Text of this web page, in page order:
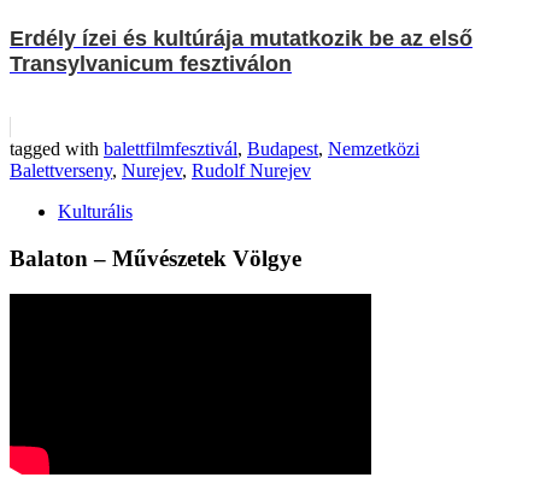
Erdély ízei és kultúrája mutatkozik be az első
Transylvanicum fesztiválon
tagged with balettfilmfesztivál, Budapest, Nemzetközi
Balettverseny, Nurejev, Rudolf Nurejev
Kulturális
Balaton – Művészetek Völgye